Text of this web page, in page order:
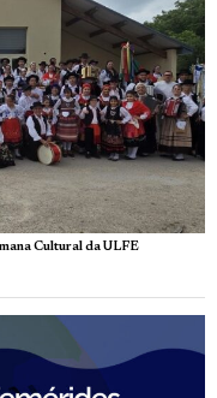
Cultural da ULFE